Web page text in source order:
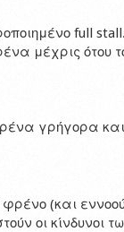
full
μέχρις ότου
γρήγορα και
(και
οι κίνδυνοι